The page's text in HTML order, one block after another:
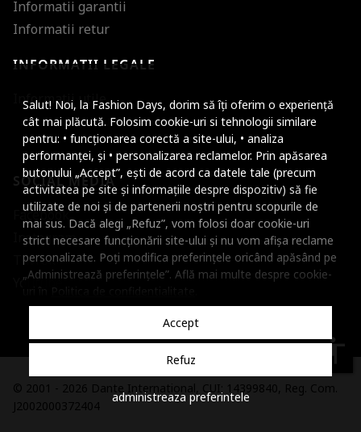
Salut! Noi, la Fashion Days, dorim să îți oferim o experiență
cât mai plăcută. Folosim cookie-uri si tehnologii similare
pentru: • funcționarea corectă a site-ului, • analiza
performanței, și • personalizarea reclamelor. Prin apăsarea
butonului „Accept”, ești de acord ca datele tale (precum
activitatea pe site și informațiile despre dispozitiv) să fie
utilizate de noi și de partenerii noștri pentru scopurile de
mai sus. Dacă alegi „Refuz”, vom folosi doar cookie-uri
strict necesare funcționării site-ului și nu vom afișa reclame
personalizate. Poți modifica preferințele oricând apăsând pe
„Administrează preferințele”. Află mai multe despre cookie-
Accept
Refuz
administreaza preferintele
Informatii garantii
Informatii retur
INFORMATII LEGALE
Informatii utile
SOCIAL MEDIA
Facebook
Instagram
TikTok
Youtube
© 2001 - 2026 Dante International, CUI: 14399840, Reg. Com.
J2002000372404
accessibility
Micsoreaza
Mareste spatierea
Micsoreaza
Mareste inaltimea
Micsoreaza
Inverseaza culorile
Nuante de gri
Cursor mare
Subliniaza link-urile